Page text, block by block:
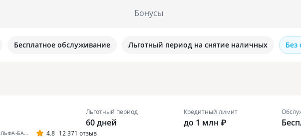
Бонусы
Бесплатное обслуживание Льготный период на снятие наличных Без
КРЕДИТНАЯ КАРТА АЛЬФА-БАНКА 4.8 12 371 отзыв
Льготный период
60 дней
Кредитный лимит
до 1 млн ₽